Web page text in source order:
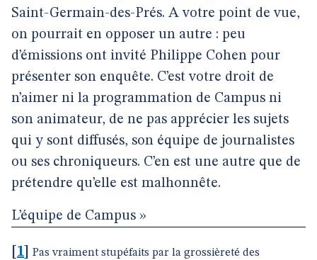
Saint-Germain-des-Prés. A votre point de vue,
on pourrait en opposer un autre : peu
d’émissions ont invité Philippe Cohen pour
présenter son enquête. C’est votre droit de
n’aimer ni la programmation de Campus ni
son animateur, de ne pas apprécier les sujets
qui y sont diffusés, son équipe de journalistes
ou ses chroniqueurs. C’en est une autre que de
prétendre qu’elle est malhonnête.
L’équipe de Campus »
1
Pas vraiment stupéfaits par la grossièreté des